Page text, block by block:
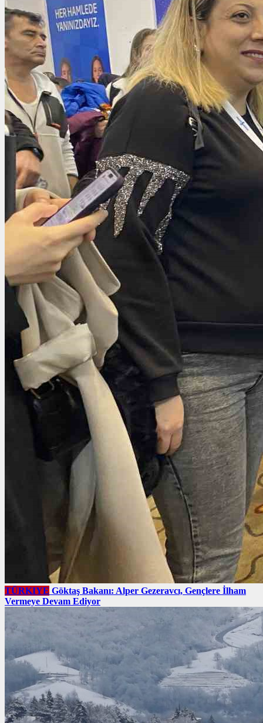
TÜRKIYE Göktaş Bakanı: Alper Gezeravcı, Gençlere İlham
Vermeye Devam Ediyor